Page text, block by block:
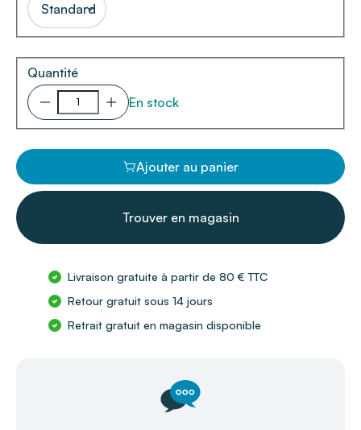
Standard
Quantité
En stock
Ajouter au panier
Trouver en magasin
Livraison gratuite à partir de 80 € TTC
Retour gratuit sous 14 jours
Retrait gratuit en magasin disponible